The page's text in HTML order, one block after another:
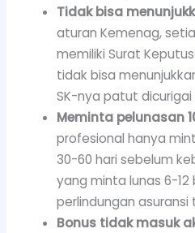
Tidak bisa
aturan Kemenag,
memiliki Surat
tidak bisa
SK-nya patut dicurigai
Meminta pelunasan
profesional hanya
30-60 hari sebelum
yang minta lunas 6-
perlindungan asuransi
Bonus tidak masuk